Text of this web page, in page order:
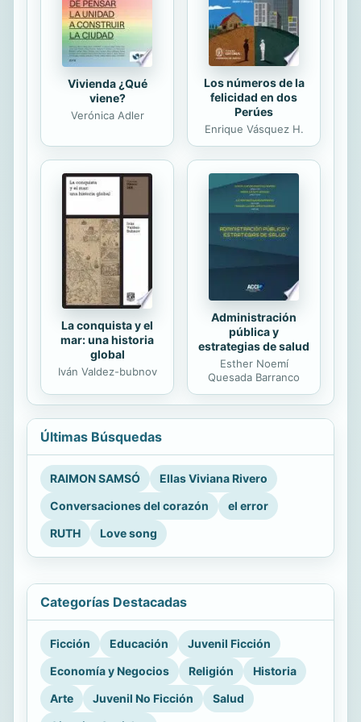
las fichas de todas y...
Vivienda ¿Qué
viene?
Verónica Adler
Los números de la
felicidad en dos
Perúes
Enrique Vásquez H.
La conquista y el
mar: una historia
global
Iván Valdez-bubnov
Administración
pública y
estrategias de salud
Esther Noemí
Quesada Barranco
Últimas Búsquedas
RAIMON SAMSÓ
Ellas Viviana Rivero
Conversaciones del corazón
el error
RUTH
Love song
Categorías Destacadas
Ficción Educación
Juvenil Ficción
Economía y Negocios
Religión
Historia
Arte
Juvenil No Ficción
Salud